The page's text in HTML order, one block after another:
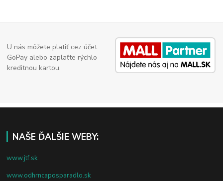
U nás môžete platiť cez účet
GoPay alebo zaplaťte rýchlo
kreditnou kartou.
NAŠE ĎALŠIE WEBY:
www.jtf.sk
www.odhrncaposparadlo.sk